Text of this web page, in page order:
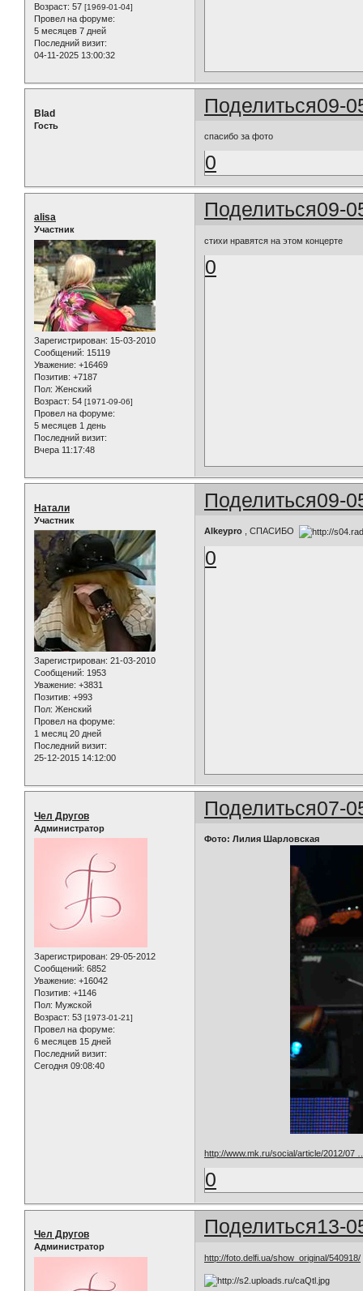
Возраст: 57 [1969-01-04]
Провел на форуме:
5 месяцев 7 дней
Последний визит:
04-11-2025 13:00:32
Поделиться09-
Blad
Гость
спасибо за фото
0
Поделиться09-
alisa
Участник
Зарегистрирован: 15-03-2010
Сообщений: 15119
Уважение: +16469
Позитив: +7187
Пол: Женский
Возраст: 54 [1971-09-06]
Провел на форуме:
5 месяцев 1 день
Последний визит:
Вчера 11:17:48
стихи нравятся на этом концерте
0
Поделиться09-
Натали
Участник
Зарегистрирован: 21-03-2010
Сообщений: 1953
Уважение: +3831
Позитив: +993
Пол: Женский
Провел на форуме:
1 месяц 20 дней
Последний визит:
25-12-2015 14:12:00
Alkeypro , СПАСИБО
0
Поделиться07-
Чел Другов
Администратор
Зарегистрирован: 29-05-2012
Сообщений: 6852
Уважение: +16042
Позитив: +1146
Пол: Мужской
Возраст: 53 [1973-01-21]
Провел на форуме:
6 месяцев 15 дней
Последний визит:
Сегодня 09:08:40
Фото: Лилия Шарловская
http://www.mk.ru/social/article/2012/07
0
Поделиться13-
Чел Другов
Администратор
http://foto.delfi.ua/show_original/540918/